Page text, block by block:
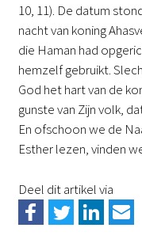
10, 11). De datum
nacht van koning
die Haman had
hemzelf gebruikt.
God het hart van de
gunste van Zijn volk,
En ofschoon we de
Esther lezen, vinden
Deel dit artikel via